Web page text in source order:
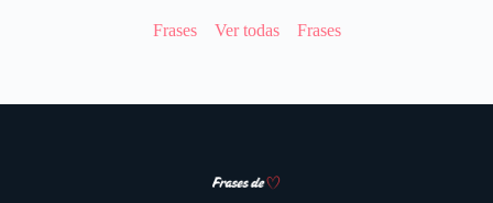
Frases Ver todas Frases